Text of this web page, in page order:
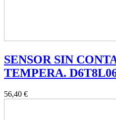
SENSOR SIN
TEMPERA.
56,40 €